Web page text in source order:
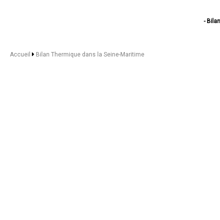
-
Accueil Bilan Thermique dans la Seine-Maritime